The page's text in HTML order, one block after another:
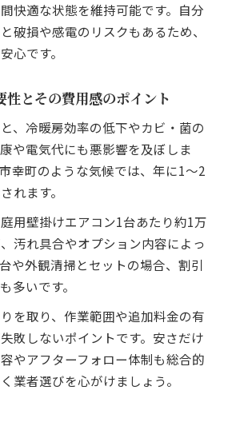
快適な状態を維持可能です。自分
破損や感電のリスクもあるため、
心です。
性とその費用感のポイント
、冷暖房効率の低下やカビ・菌の
や電気代にも悪影響を及ぼしま
幸町のような気候では、年に1〜2
れます。
用壁掛けエアコン1台あたり約1万
汚れ具合やオプション内容によっ
や外観清掃とセットの場合、割引
多いです。
を取り、作業範囲や追加料金の有
敗しないポイントです。安さだけ
やアフターフォロー体制も総合的
業者選びを心がけましょう。